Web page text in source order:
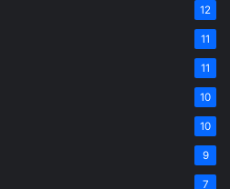
12
11
11
10
10
9
7